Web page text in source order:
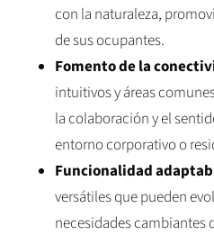
con la naturaleza,
de sus ocupantes.
Fomento de la
intuitivos y áreas
la colaboración y el
entorno corporativo o
Funcionalidad
versátiles que pueden
necesidades cambiantes